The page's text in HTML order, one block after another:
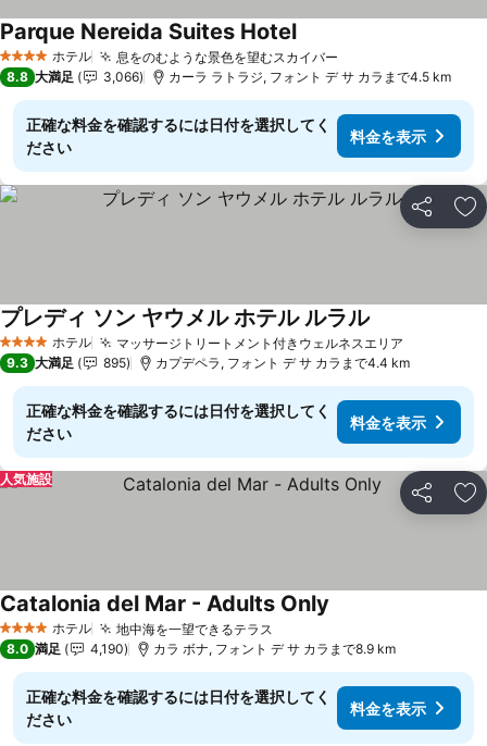
4 ホテルのランク
ホテル 息をのむような景色を望むスカイバー
Parque Nereida Suites Hotel料金を表示
8.8 大満足 3,066 カーラ ラトラジ, フォント デ サ カラまで4.5 km
正確な料金を確認するには日付を選択してく
ださい
料金を表示
シェア お
4 ホテルのランク
ホテル マッサージトリートメント付きウェルネスエリア
プレディ ソン ヤウメル ホテル ルラル
9.3 大満足 895 カプデペラ, フォント デ サ カラまで4.4 km
正確な料金を確認するには日付を選択してく
ださい
料金を表示
シェア お
人気施設
4 ホテルのランク
ホテル 地中海を一望できるテラス
Catalonia del Mar - Adults Only
8.0 満足 4,190 カラ ボナ, フォント デ サ カラまで8.9 km
正確な料金を確認するには日付を選択してく
ださい
料金を表示